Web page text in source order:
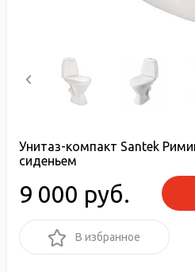
Унитаз-компакт Santek
сиденьем
9 000 руб.
В избранное